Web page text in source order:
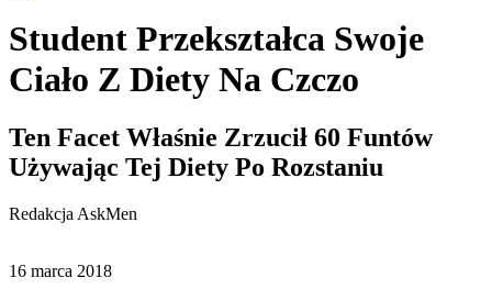
Student Przekształca Swoje
Ciało Z Diety Na Czczo
Ten Facet Właśnie Zrzucił 60 Funtów
Używając Tej Diety Po Rozstaniu
Redakcja AskMen
16 marca 2018